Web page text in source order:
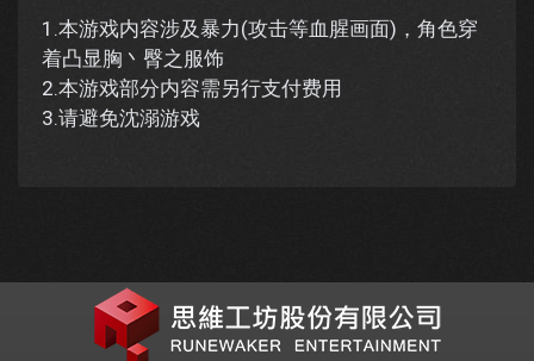
1.本游戏内容涉及暴力(攻击等血腥画面)，角色穿
着凸显胸丶臀之服饰
2.本游戏部分内容需另行支付费用
3.请避免沈溺游戏